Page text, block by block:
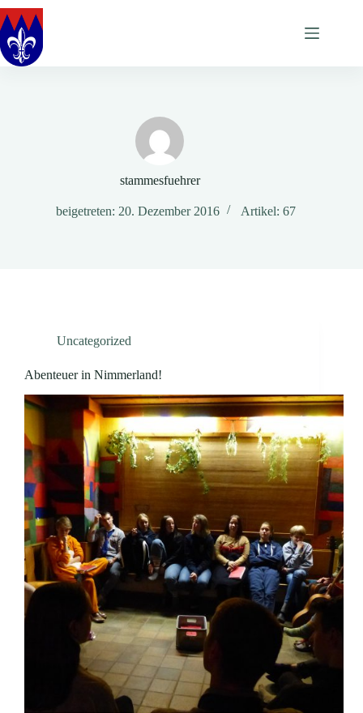
Zum
Inhalt
springen
stammesfuehrer
beigetreten: 20. Dezember 2016 Artikel: 67
Uncategorized
Abenteuer in Nimmerland!